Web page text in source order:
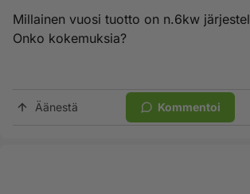
Millainen vuosi tuotto on n.6kw
Onko kokemuksia?
Äänestä Kommentoi